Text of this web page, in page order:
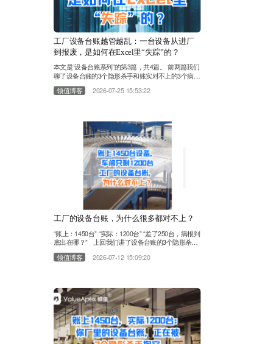
工厂设备台账越管越乱：一台设备从进厂
到报废，是如何在Excel里“失踪”的？
本文是“设备台账系列”的第3篇，共4篇。 前两篇我们
聊了设备台账的3个隐形杀手和账实对不上的3个病
根，这一篇我们跟着一台设备走完全程。上期我们聊
到，不少工厂账上1450台设备，现场只剩1200台。
程，看看它是怎样在Excel表格里一步步消失的。
第一站：设备进厂——数据源从一开始就是分裂
领值博客 2026-07-25 15:53:22
工厂的设备台账，为什么很多都对不上？
“账上：1450台” “实际：1200台” “差了250台，病根到
底出在哪？” 上回我们讲了设备台账的3个隐形杀
手。有朋友在问“这250台“隐形”设备，到底是怎么从
台账里一步步消失的？”干了11年EAM设备管理行
这3个环节： 01第一个环节：买回来没人记 设备采
购回来了……
领值博客 2026-07-12 15:09:20